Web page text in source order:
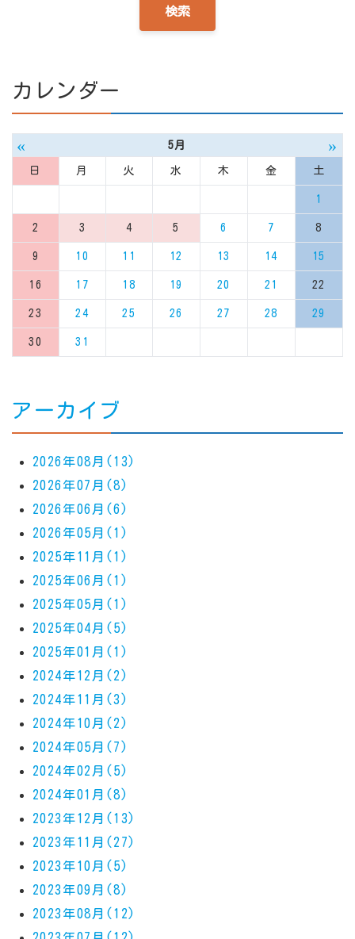
カレンダー
« 5月 »
日 月 火 水 木 金 土
1
2 3 4 5 6 7 8
9 10 11 12 13 14 15
16 17 18 19 20 21 22
23 24 25 26 27 28 29
30 31
アーカイブ
2026年08月(13)
2026年07月(8)
2026年06月(6)
2026年05月(1)
2025年11月(1)
2025年06月(1)
2025年05月(1)
2025年04月(5)
2025年01月(1)
2024年12月(2)
2024年11月(3)
2024年10月(2)
2024年05月(7)
2024年02月(5)
2024年01月(8)
2023年12月(13)
2023年11月(27)
2023年10月(5)
2023年09月(8)
2023年08月(12)